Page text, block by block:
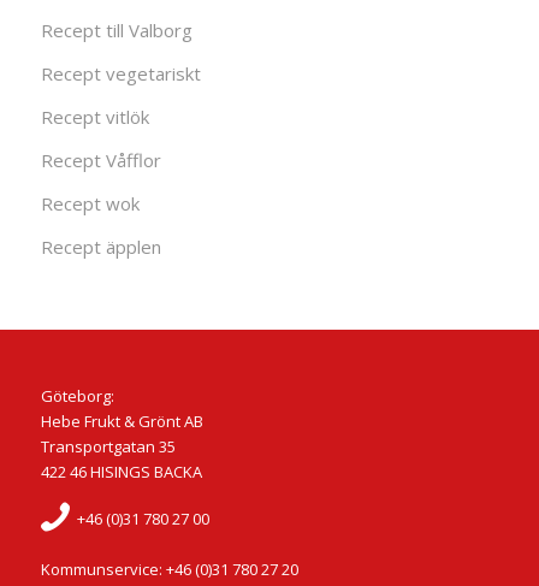
Recept till Valborg
Recept vegetariskt
Recept vitlök
Recept Våfflor
Recept wok
Recept äpplen
Göteborg:
Hebe Frukt & Grönt AB
Transportgatan 35
422 46 HISINGS BACKA
+46 (0)31 780 27 00
Kommunservice: +46 (0)31 780 27 20